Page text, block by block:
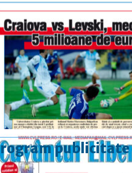
publicitate